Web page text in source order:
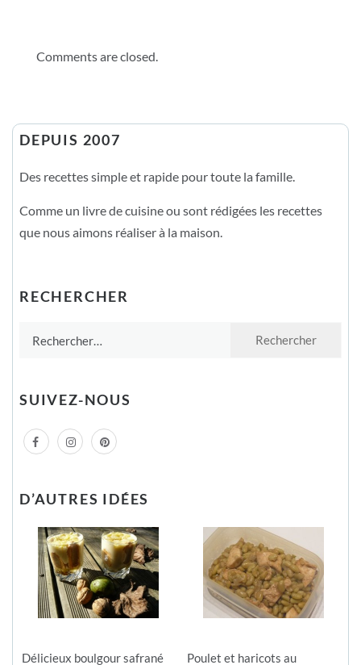
Comments are closed.
DEPUIS 2007
Des recettes simple et rapide pour toute la famille.
Comme un livre de cuisine ou sont rédigées les recettes
que nous aimons réaliser à la maison.
RECHERCHER
SUIVEZ-NOUS
D’AUTRES IDÉES
Délicieux boulgour safrané
Poulet et haricots au